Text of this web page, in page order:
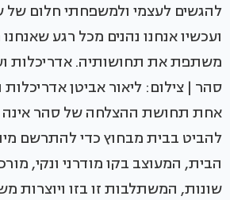
להגשים לעצמי ולמשפחתי חלום של
ועכשיו אנחנו נהנים מכל רגע
משתפת את תחושותיה. אדריכלות
סהר | צילום: ליאור אביטן
אחת תחושת ההצלחה של סהר אינה
להביט בבית מבחוץ כדי להתרשם
הבית, המעוצב בקו מודרני ונקי,
שונות, המשתלבות זו בזו ויוצרות